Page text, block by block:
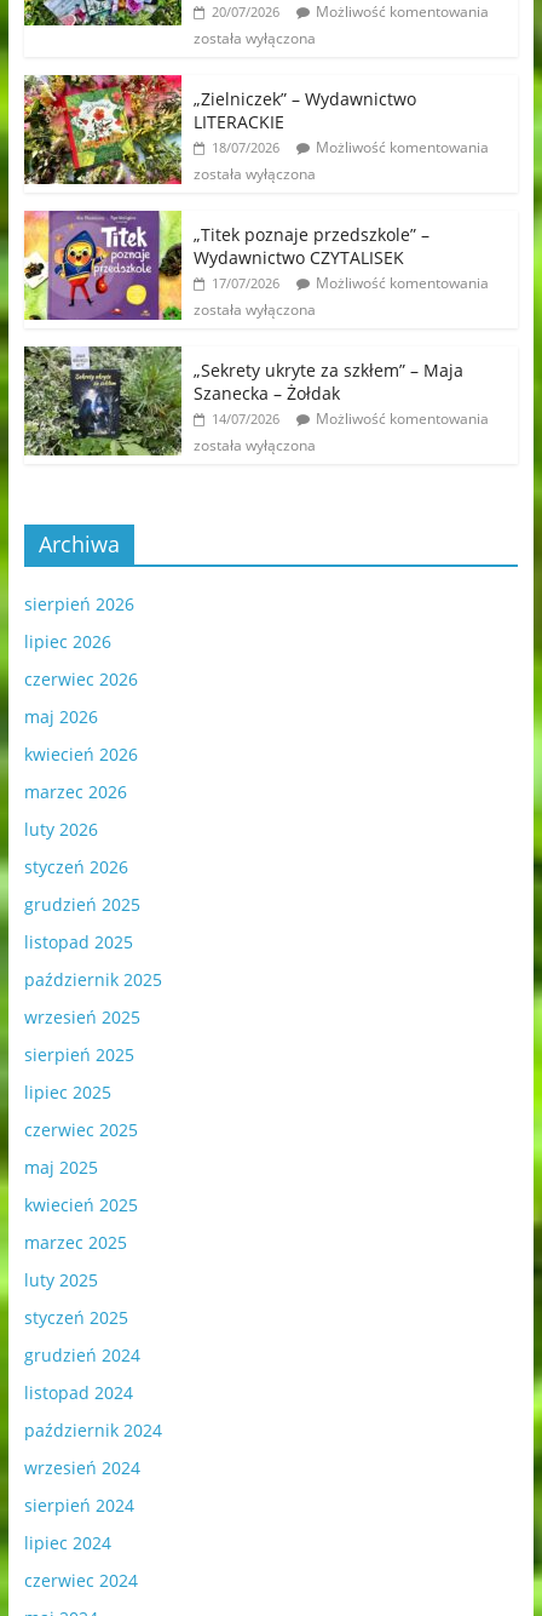
20/07/2026
Możliwość komentowania
została wyłączona
„Zielniczek” – Wydawnictwo
LITERACKIE
18/07/2026
Możliwość komentowania
została wyłączona
„Titek poznaje przedszkole” –
Wydawnictwo CZYTALISEK
17/07/2026
Możliwość komentowania
została wyłączona
„Sekrety ukryte za szkłem” – Maja
Szanecka – Żołdak
14/07/2026
Możliwość komentowania
została wyłączona
Archiwa
sierpień 2026
lipiec 2026
czerwiec 2026
maj 2026
kwiecień 2026
marzec 2026
luty 2026
styczeń 2026
grudzień 2025
listopad 2025
październik 2025
wrzesień 2025
sierpień 2025
lipiec 2025
czerwiec 2025
maj 2025
kwiecień 2025
marzec 2025
luty 2025
styczeń 2025
grudzień 2024
listopad 2024
październik 2024
wrzesień 2024
sierpień 2024
lipiec 2024
czerwiec 2024